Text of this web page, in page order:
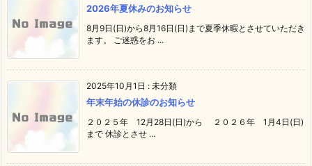
2026年夏休みのお知らせ
8月9日(日)から8月16日(日)まで夏季休暇とさせていただき
ます。 ご迷惑をお ...
2025年10月1日 : 未分類
年末年始の休診のお知らせ
２０２５年 12月28日(日)から ２０２６年 1月4日(日)
まで 休診とさせ ...